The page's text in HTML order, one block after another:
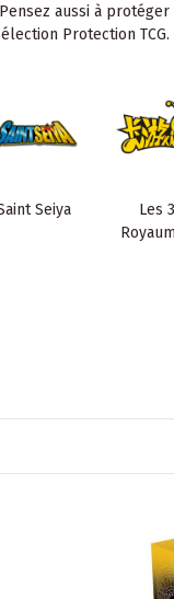
aussi à
Protection TCG.
Seiya
Les 3